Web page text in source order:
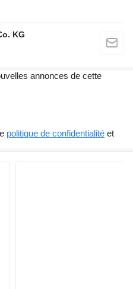
KG
annonces de cette
politique de confidentialité et